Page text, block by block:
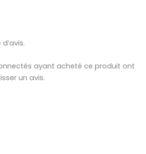
ayant acheté ce produit ont
un avis.